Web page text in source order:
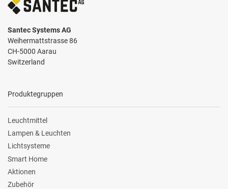
Santec Systems AG
Weihermattstrasse 86
CH-5000 Aarau
Switzerland
Produktegruppen
Leuchtmittel
Lampen & Leuchten
Lichtsysteme
Smart Home
Aktionen
Zubehör